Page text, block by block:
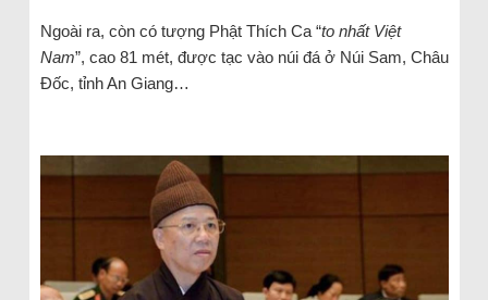
Ngoài ra, còn có tượng Phật Thích Ca “to nhất Việt
Nam”, cao 81 mét, được tạc vào núi đá ở Núi Sam, Châu
Đốc, tỉnh An Giang…